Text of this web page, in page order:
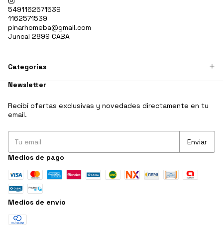
5491162571539
1162571539
pinarhomeba@gmail.com
Juncal 2899 CABA
Categorías
Newsletter
Recibí ofertas exclusivas y novedades directamente en tu
email.
Medios de pago
Medios de envío